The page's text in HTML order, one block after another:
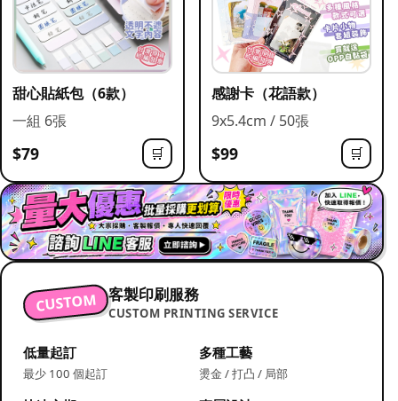
甜心貼紙包（6款）
一組 6張
$79 🛒
感謝卡（花語款）
9x5.4cm / 50張
$99 🛒
CUSTOM 客製印刷服務
CUSTOM PRINTING SERVICE
低量起訂
最少 100 個起訂
多種工藝
燙金 / 打凸 / 局部